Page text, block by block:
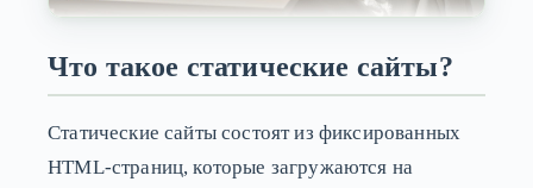
Что такое статические сайты?
Статические сайты состоят из фиксированных
HTML-страниц, которые загружаются на